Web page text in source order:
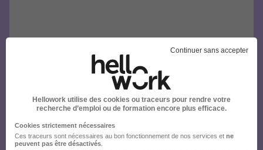
Continuer sans accepter
Hellowork utilise des cookies ou traceurs pour rendre votre
recherche d’emploi ou de formation encore plus efficace.
Cookies strictement nécessaires
Ces traceurs sont nécessaires au bon fonctionnement de nos services et ne
peuvent pas être désactivés